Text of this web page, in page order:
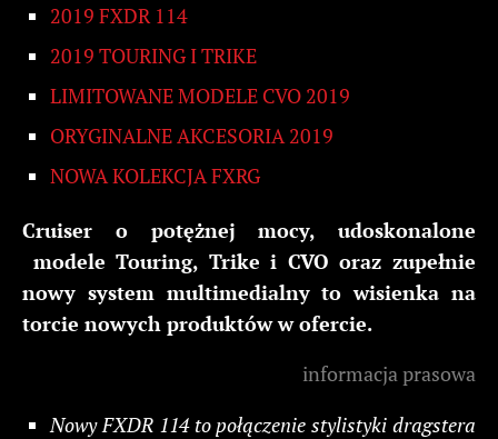
2019 FXDR 114
2019 TOURING I TRIKE
LIMITOWANE MODELE CVO 2019
ORYGINALNE AKCESORIA 2019
NOWA KOLEKCJA FXRG
Cruiser o potężnej mocy, udoskonalone
modele Touring, Trike i CVO oraz zupełnie
nowy system multimedialny to wisienka na
torcie nowych produktów w ofercie.
informacja prasowa
Nowy FXDR 114 to połączenie stylistyki dragstera